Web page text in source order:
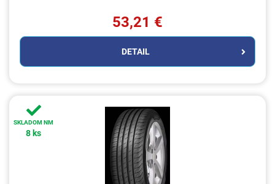
53,21 €
DETAIL
SKLADOM NM
8 ks